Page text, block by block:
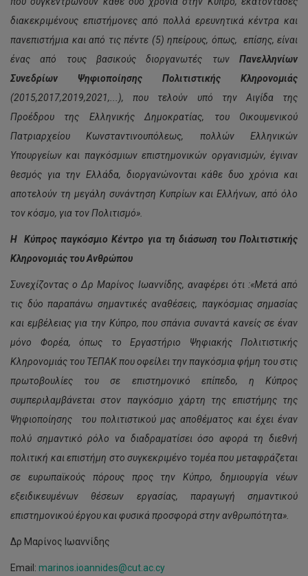
διακεκριμένους επιστήμονες από πολλά ερευνητικά κέντρα και
πανεπιστήμια και από τις πέντε (5) ηπείρους, όπως, επίσης, είναι
ένας από τους βασικούς διοργανωτές των Πανελληνίων
Συνεδρίων Ψηφιοποίησης Πολιτιστικής Κληρονομιάς
(2015,2017,2019,2021,...), που τελούν υπό την Αιγίδα της
Προέδρου της Ελληνικής Δημοκρατίας, του Οικουμενικού
Πατριαρχείου Κωνσταντινουπόλεως, πολλών Ελληνικών
Υπουργείων και παγκόσμιων επιστημονικών οργανισμών, έγιναν
θεσμός για την Ελλάδα, διοργανώνονται κάθε δυο χρόνια και
αποτελούν τη μεγάλη συνάντηση Κυπρίων και Ελλήνων, από όλο
τον κόσμο, για τον Πολιτισμό».
Η Κύπρος παγκόσμιο Κέντρο για τη διάσωση του Πολιτιστικής
Κληρονομιάς του Ανθρώπου
Συνεχίζοντας ο Δρ Μαρίνος Ιωαννίδης, αναφέρει ότι :«Μετά από
τις δύο παραπάνω σημαντικές αναθέσεις, παγκόσμιας σημασίας
και εμβέλειας για την Κύπρο, που σπάνια συναντά κανείς σε έναν
μόνο Φορέα, όπως το Εργαστήριο Ψηφιακής Πολιτιστικής
Κληρονομιάς του ΤΕΠΑΚ που οφείλει την παγκόσμια φήμη του στις
πρωτοβουλίες του σε επιστημονικό επίπεδο, η Κύπρος
συμπεριλαμβάνεται στον παγκόσμιο χάρτη της επιστήμης της
Ψηφιοποίησης του πολιτιστικού μας αποθέματος και έχει έναν
πολύ σημαντικό ρόλο να διαδραματίσει όσο αφορά τη διεθνή
πολιτική και επιστήμη στο συγκεκριμένο τομέα που μεταφράζεται
σε ευρωπαϊκούς πόρους προς την Κύπρο, δημιουργία νέων
εξειδικευμένων θέσεων εργασίας, παραγωγή σημαντικού
επιστημονικού έργου και φυσικά προσφορά στην ανθρωπότητα».
Δρ Μαρίνος Ιωαννίδης
Email: marinos.ioannides@cut.ac.cy